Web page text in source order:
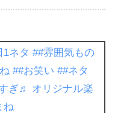
1ネタ ##雰囲気もの
##お笑い ##ネタ
ぎ♬ オリジナル楽
ね